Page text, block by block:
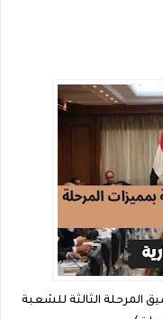
المرحلة الثالثة للشعبة